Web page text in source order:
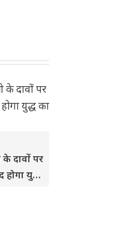
दावों पर
युद्ध